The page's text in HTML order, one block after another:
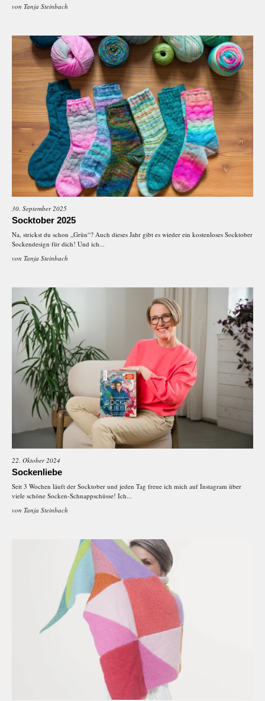
von Tanja Steinbach
30. September 2025
Socktober 2025
Na, strickst du schon „Grün“? Auch dieses Jahr gibt es wieder ein kostenloses Socktober
Sockendesign für dich! Und ich...
von Tanja Steinbach
22. Oktober 2024
Sockenliebe
Seit 3 Wochen läuft der Socktober und jeden Tag freue ich mich auf Instagram über
viele schöne Socken-Schnappschüsse! Ich...
von Tanja Steinbach